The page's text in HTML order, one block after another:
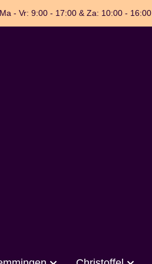
Ma - Vr: 9:00 - 17:00 & Za: 10:00 - 16:00